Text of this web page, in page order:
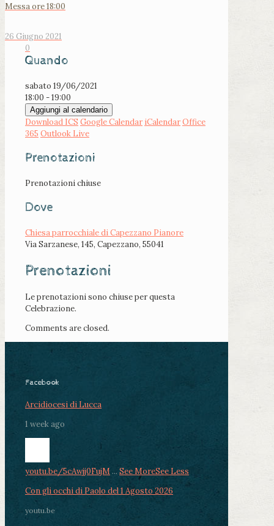
Messa ore 18:00
26 Giugno 2021
0
Quando
sabato 19/06/2021
18:00 - 19:00
Aggiungi al calendario
Download ICS Google Calendar iCalendarOffice
365 Outlook Live
Prenotazioni
Prenotazioni chiuse
Dove
Chiesa parrocchiale di Capezzano Pianore
Via Sarzanese, 145, Capezzano, 55041
Prenotazioni
Le prenotazioni sono chiuse per questa
Celebrazione.
Comments are closed.
Facebook
Arcidiocesi di Lucca
1 week ago
youtu.be/5cAwjj0FujM ... See MoreSee Less
Con gli occhi di Paolo del 1 Agosto 2026
youtu.be